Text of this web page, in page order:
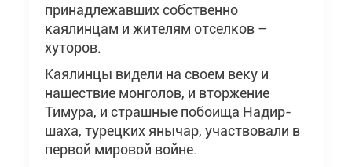
принадлежавших собственно
каялинцам и жителям отселков –
хуторов.
Каялинцы видели на своем веку и
нашествие монголов, и вторжение
Тимура, и страшные побоища Надир-
шаха, турецких янычар, участвовали в
первой мировой войне.